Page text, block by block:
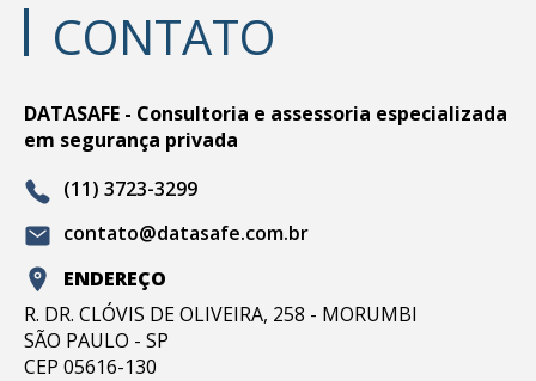
CONTATO
DATASAFE - Consultoria e assessoria especializada
em segurança privada
(11) 3723-3299
contato@datasafe.com.br
ENDEREÇO
R. DR. CLÓVIS DE OLIVEIRA, 258 - MORUMBI
SÃO PAULO - SP
CEP 05616-130